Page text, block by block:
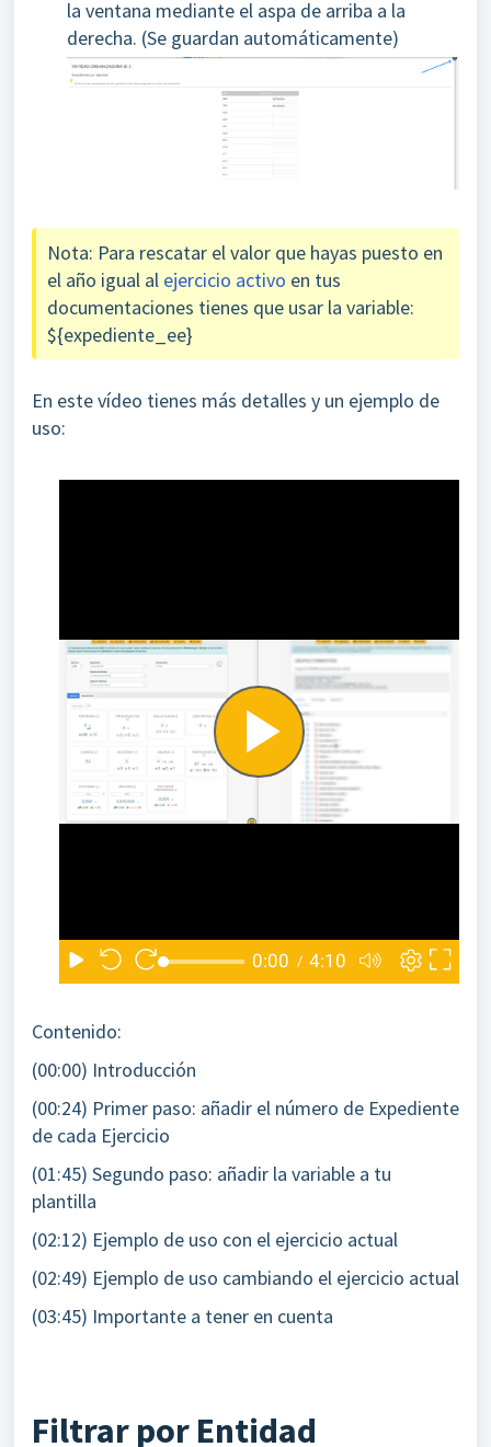
la ventana mediante el aspa de arriba a la
derecha. (Se guardan automáticamente)
Nota: Para rescatar el valor que hayas puesto en
el año igual al ejercicio activo en tus
documentaciones tienes que usar la variable:
${expediente_ee}
En este vídeo tienes más detalles y un ejemplo de
uso:
Contenido:
(00:00) Introducción
(00:24) Primer paso: añadir el número de Expediente
de cada Ejercicio
(01:45) Segundo paso: añadir la variable a tu
plantilla
(02:12) Ejemplo de uso con el ejercicio actual
(02:49) Ejemplo de uso cambiando el ejercicio actual
(03:45) Importante a tener en cuenta
Filtrar por Entidad